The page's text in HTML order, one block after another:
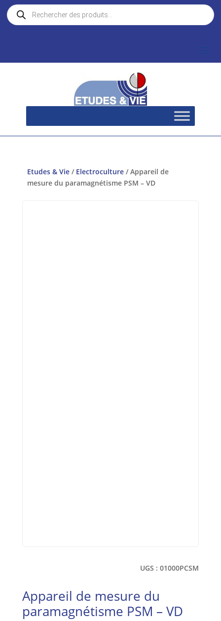
Recherche
de
produits
Etudes & Vie/ Electroculture/ Appareil de
mesure du paramagnétisme PSM – VD
UGS :01000PCSM
Appareil de mesure du
paramagnétisme PSM – VD